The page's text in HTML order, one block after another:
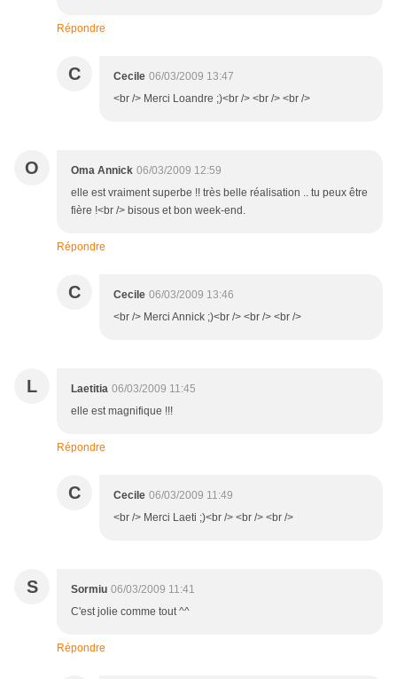
Répondre
C Cecile 06/03/2009 13:47
<br /> Merci Loandre ;)<br /> <br /> <br />
O Oma Annick 06/03/2009 12:59
elle est vraiment superbe !! très belle réalisation .. tu peux être
fière !<br /> bisous et bon week-end.
Répondre
C Cecile 06/03/2009 13:46
<br /> Merci Annick ;)<br /> <br /> <br />
L Laetitia 06/03/2009 11:45
elle est magnifique !!!
Répondre
C Cecile 06/03/2009 11:49
<br /> Merci Laeti ;)<br /> <br /> <br />
S Sormiu 06/03/2009 11:41
C'est jolie comme tout ^^
Répondre